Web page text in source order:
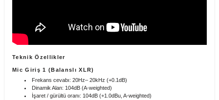
Stokta Yok
Pioneer DJ DM-40BT 4'' Bluetooth Referans Mönitörü (Siyah - Beyaz)(Çift)
Teknik Özellikler
Mic Giriş 1 (Balanslı XLR)
Frekans cevabı: 20Hz– 20kHz (+0.1dB)
Dinamik Alan: 104dB (A-weighted)
İşaret / gürültü oranı: 104dB (+1.0dBu, A-weighted)